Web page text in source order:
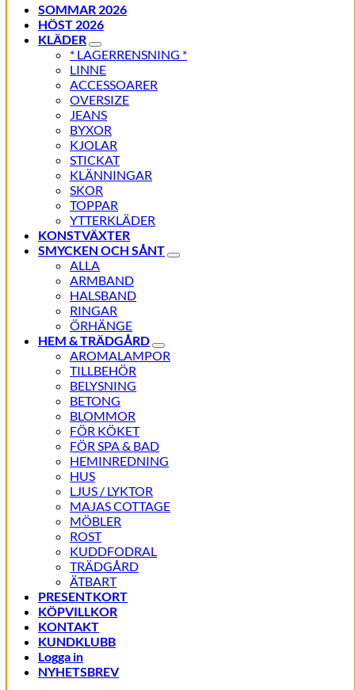
SOMMAR 2026
HÖST 2026
KLÄDER
* LAGERRENSNING *
LINNE
ACCESSOARER
OVERSIZE
JEANS
BYXOR
KJOLAR
STICKAT
KLÄNNINGAR
SKOR
TOPPAR
YTTERKLÄDER
KONSTVÄXTER
SMYCKEN OCH SÅNT
ALLA
ARMBAND
HALSBAND
RINGAR
ÖRHÄNGE
HEM & TRÄDGÅRD
AROMALAMPOR
TILLBEHÖR
BELYSNING
BETONG
BLOMMOR
FÖR KÖKET
FÖR SPA & BAD
HEMINREDNING
HUS
LJUS / LYKTOR
MAJAS COTTAGE
MÖBLER
ROST
KUDDFODRAL
TRÄDGÅRD
ÄTBART
PRESENTKORT
KÖPVILLKOR
KONTAKT
KUNDKLUBB
Logga in
NYHETSBREV